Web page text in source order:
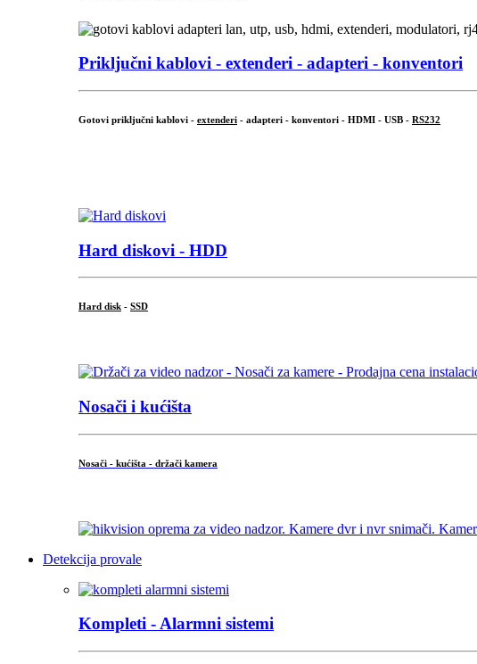
Priključni kablovi - extenderi - adapteri - konventori
Gotovi priključni kablovi - extenderi - adapteri - konventori - HDMI - USB - RS232
Hard diskovi - HDD
Hard disk - SSD
Nosači i kućišta
Nosači - kućišta - držači kamera
Detekcija provale
Kompleti - Alarmni sistemi